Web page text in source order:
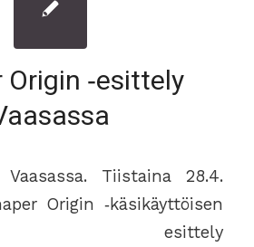
Origin ‑esittely
Tiistaina 28.4.
Origin ‑käsikäyttöisen
esittely